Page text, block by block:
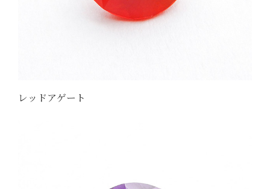
レッドアゲート